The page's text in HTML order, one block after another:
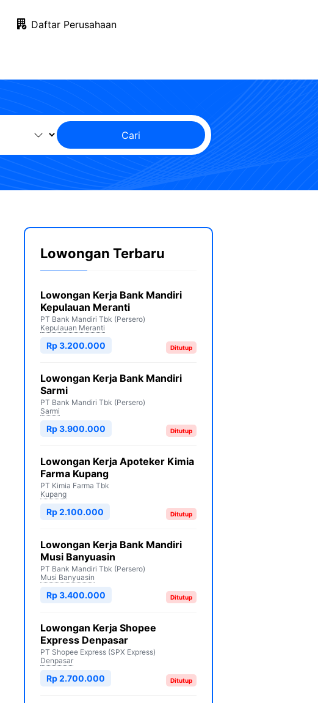
Daftar Perusahaan
Cari
Lowongan Terbaru
Lowongan Kerja Bank Mandiri
Kepulauan Meranti
PT Bank Mandiri Tbk (Persero)
Kepulauan Meranti
Ditutup
Rp 3.200.000
Lowongan Kerja Bank Mandiri
Sarmi
PT Bank Mandiri Tbk (Persero)
Sarmi
Ditutup
Rp 3.900.000
Lowongan Kerja Apoteker Kimia
Farma Kupang
PT Kimia Farma Tbk
Kupang
Ditutup
Rp 2.100.000
Lowongan Kerja Bank Mandiri
Musi Banyuasin
PT Bank Mandiri Tbk (Persero)
Musi Banyuasin
Ditutup
Rp 3.400.000
Lowongan Kerja Shopee
Express Denpasar
PT Shopee Express (SPX Express)
Denpasar
Ditutup
Rp 2.700.000